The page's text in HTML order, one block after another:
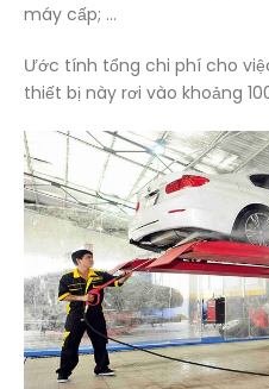
máy cấp; …
Ước tính tổng chi phí cho
thiết bị này rơi vào khoảng